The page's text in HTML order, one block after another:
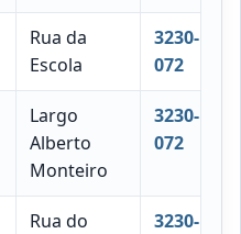
Rua da
Escola
3230-
072
Largo
Alberto
Monteiro
3230-
072
Rua do
3230-